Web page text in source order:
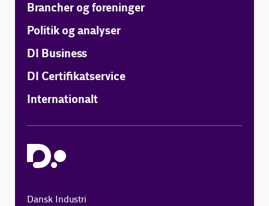
Brancher og foreninger
Politik og analyser
DI Business
DI Certifikatservice
Internationalt
Dansk Industri